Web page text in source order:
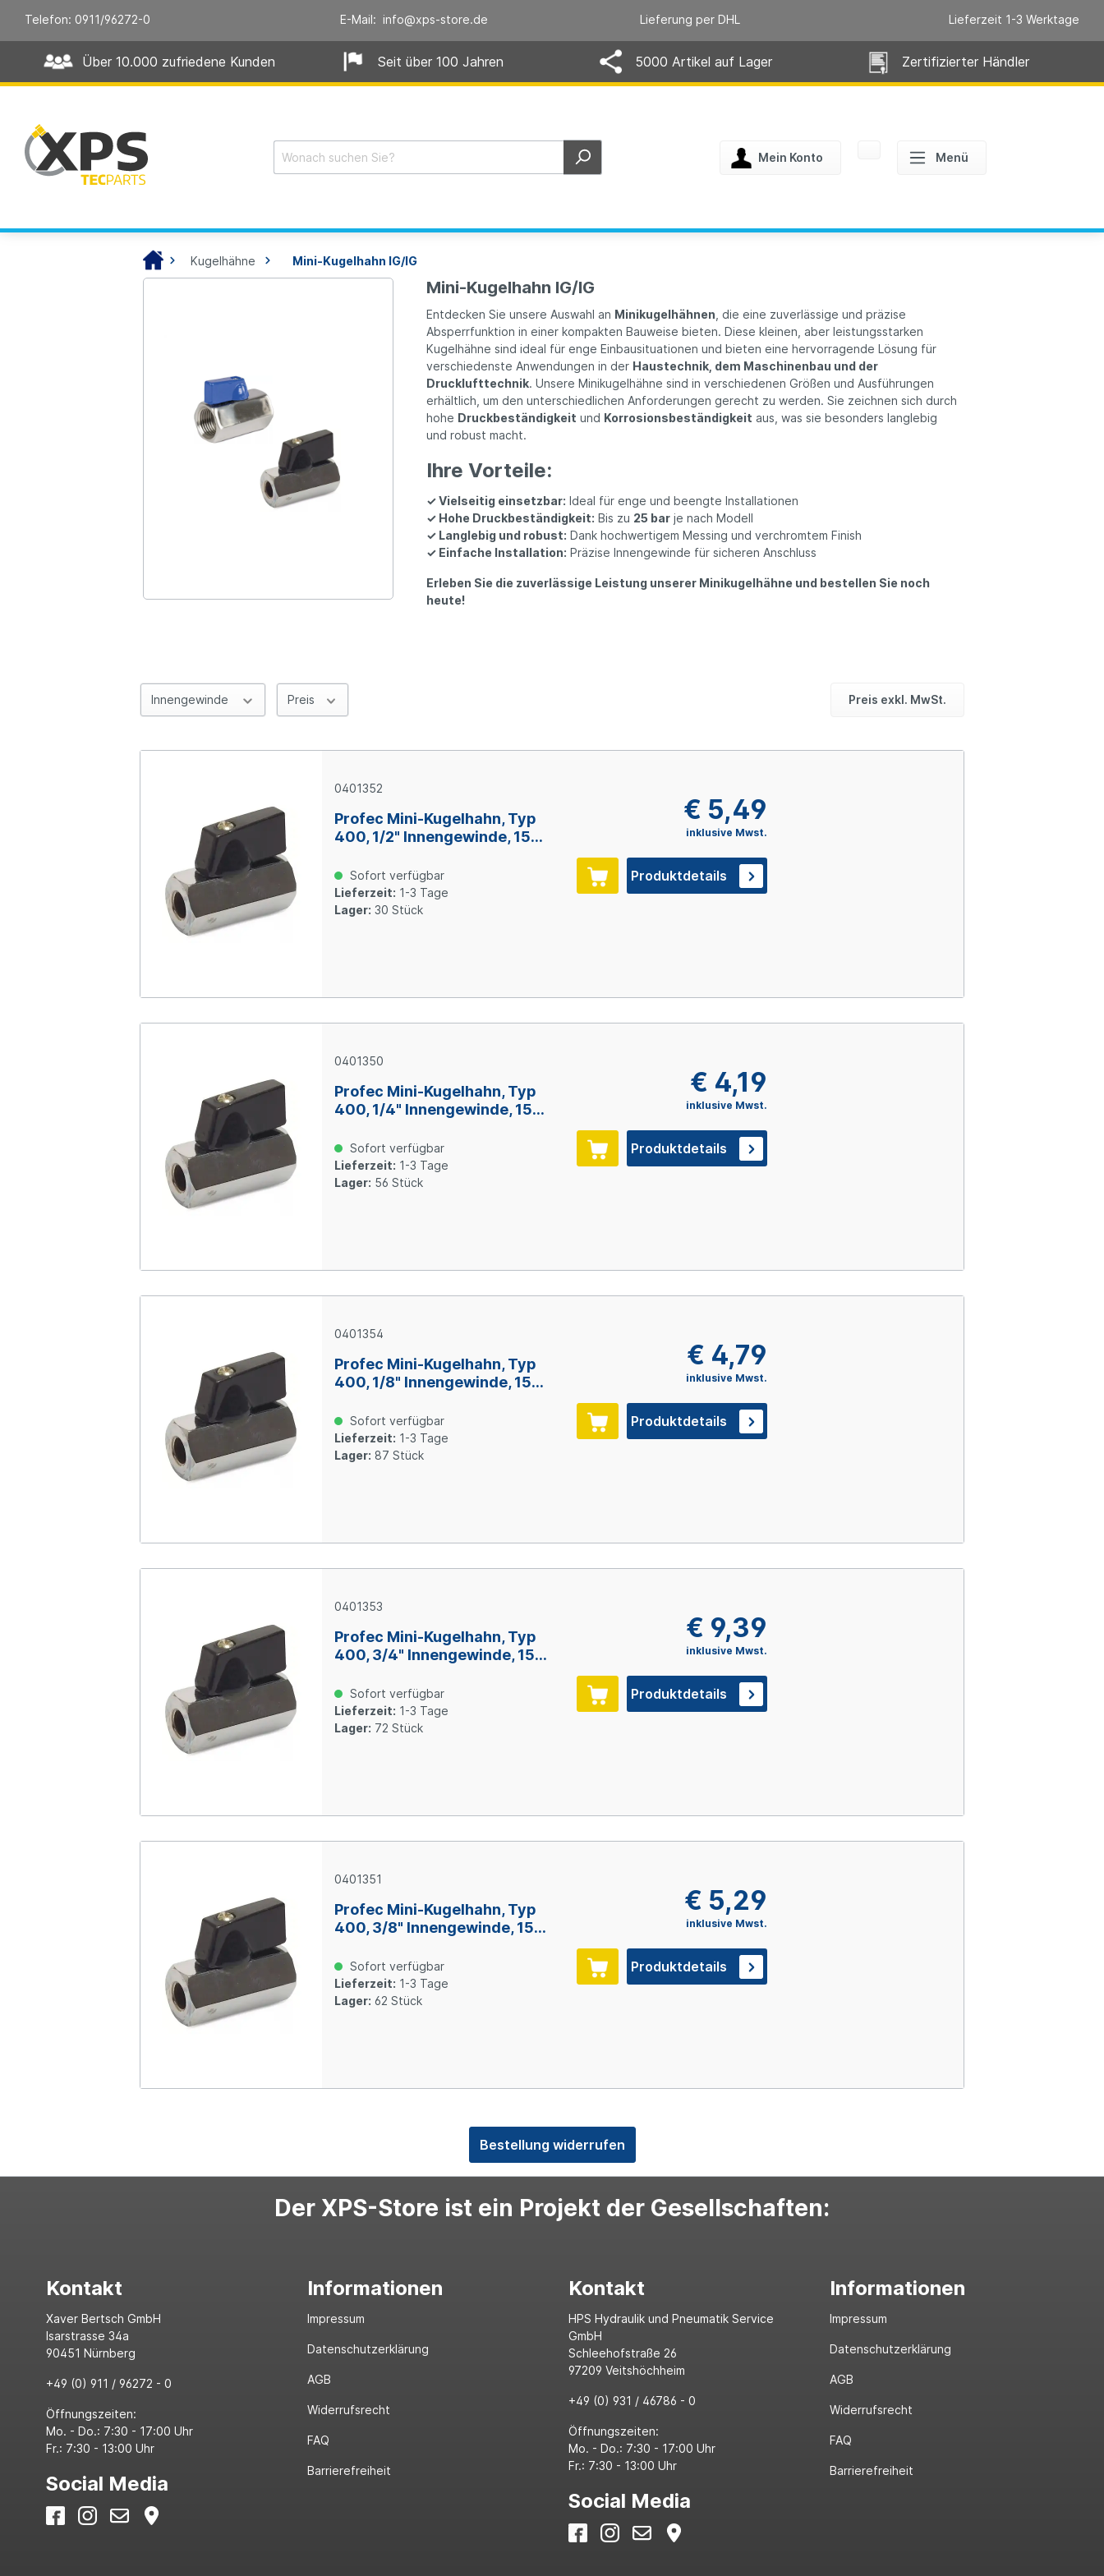
Telefon: 0911/96272-0 E-Mail: info@xps-store.de Lieferung per DHL Lieferzeit 1-3 Werktage
Über 10.000 zufriedene Kunden Seit über 100 Jahren 5000 Artikel auf Lager Zertifizierter Händler
Mein Konto Menü
Kugelhähne Mini-Kugelhahn IG/IG
Mini-Kugelhahn IG/IG
Entdecken Sie unsere Auswahl an Minikugelhähnen , die eine zuverlässige und präzise
Absperrfunktion in einer kompakten Bauweise bieten. Diese kleinen, aber leistungsstarken
Kugelhähne sind ideal für enge Einbausituationen und bieten eine hervorragende Lösung für
verschiedenste Anwendungen in der Haustechnik, dem Maschinenbau und der
Drucklufttechnik. Unsere Minikugelhähne sind in verschiedenen Größen und Ausführungen
erhältlich, um den unterschiedlichen Anforderungen gerecht zu werden. Sie zeichnen sich durch
hohe Druckbeständigkeit und Korrosionsbeständigkeit aus, was sie besonders langlebig
und robust macht.
Ihre Vorteile:
✓ Vielseitig einsetzbar: Ideal für enge und beengte Installationen
✓ Hohe Druckbeständigkeit: Bis zu 25 bar je nach Modell
✓ Langlebig und robust: Dank hochwertigem Messing und verchromtem Finish
✓ Einfache Installation: Präzise Innengewinde für sicheren Anschluss
Erleben Sie die zuverlässige Leistung unserer Minikugelhähne und bestellen Sie noch
heute!
Innengewinde Preis Preis exkl. MwSt.
0401352
Profec Mini-Kugelhahn, Typ
400, 1/2" Innengewinde, 15
Sofort verfügbar
Lieferzeit: 1-3 Tage
Lager: 30 Stück
€ 5,49
inklusive Mwst.
Produktdetails
0401350
Profec Mini-Kugelhahn, Typ
400, 1/4" Innengewinde, 15
Sofort verfügbar
Lieferzeit: 1-3 Tage
Lager: 56 Stück
€ 4,19
inklusive Mwst.
Produktdetails
0401354
Profec Mini-Kugelhahn, Typ
400, 1/8" Innengewinde, 15
Sofort verfügbar
Lieferzeit: 1-3 Tage
Lager: 87 Stück
€ 4,79
inklusive Mwst.
Produktdetails
0401353
Profec Mini-Kugelhahn, Typ
400, 3/4" Innengewinde, 15
Sofort verfügbar
Lieferzeit: 1-3 Tage
Lager: 72 Stück
€ 9,39
inklusive Mwst.
Produktdetails
0401351
Profec Mini-Kugelhahn, Typ
400, 3/8" Innengewinde, 15
Sofort verfügbar
Lieferzeit: 1-3 Tage
Lager: 62 Stück
€ 5,29
inklusive Mwst.
Produktdetails
Bestellung widerrufen
Der XPS-Store ist ein Projekt der Gesellschaften:
Kontakt
Xaver Bertsch GmbH
Isarstrasse 34a
90451 Nürnberg
+49 (0) 911 / 96272 - 0
Öffnungszeiten:
Mo. - Do.: 7:30 - 17:00 Uhr
Fr.: 7:30 - 13:00 Uhr
Social Media
Informationen
Impressum
Datenschutzerklärung
AGB
Widerrufsrecht
FAQ
Barrierefreiheit
Kontakt
HPS Hydraulik und Pneumatik Service
GmbH
Schleehofstraße 26
97209 Veitshöchheim
+49 (0) 931 / 46786 - 0
Öffnungszeiten:
Mo. - Do.: 7:30 - 17:00 Uhr
Fr.: 7:30 - 13:00 Uhr
Social Media
Informationen
Impressum
Datenschutzerklärung
AGB
Widerrufsrecht
FAQ
Barrierefreiheit